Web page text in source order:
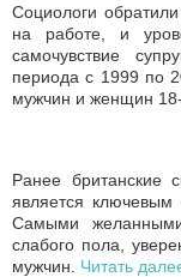
Социологи
на работе, и
самочувствие
периода с 1999 по
мужчин и женщин
Ранее британские
является ключевым
Самыми желанными
слабого пола,
мужчин. Читать